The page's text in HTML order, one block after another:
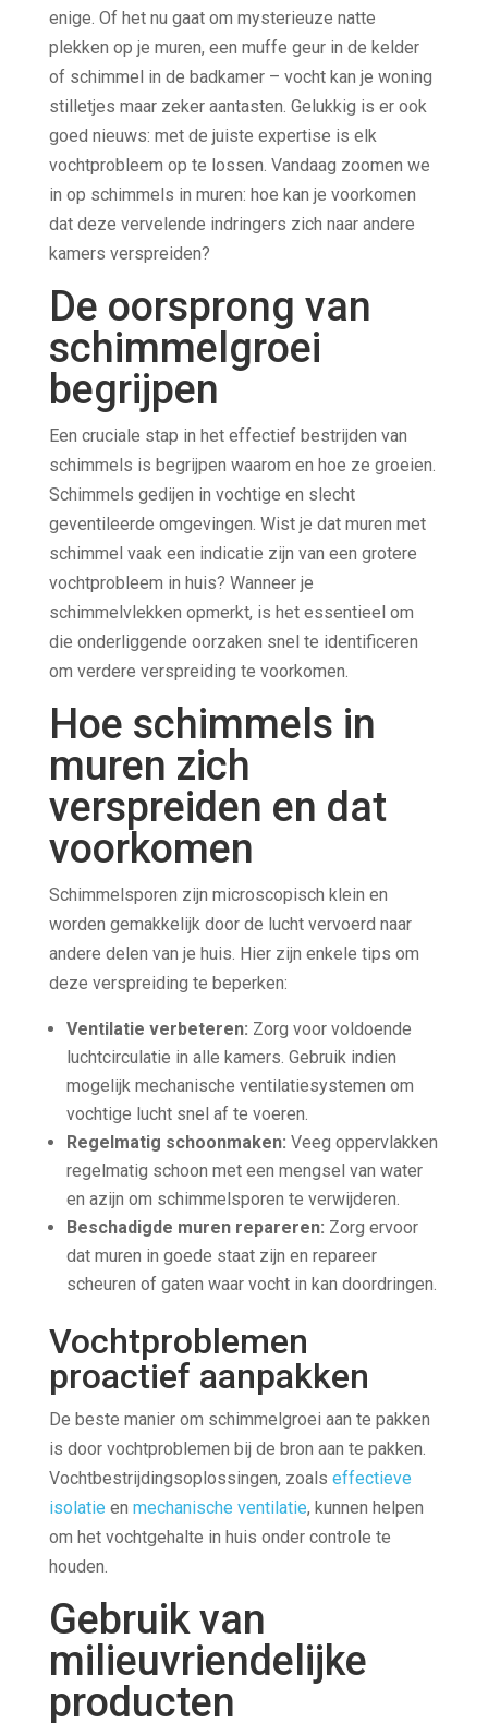
enige. Of het nu gaat om mysterieuze natte
plekken op je muren, een muffe geur in de kelder
of schimmel in de badkamer – vocht kan je woning
stilletjes maar zeker aantasten. Gelukkig is er ook
goed nieuws: met de juiste expertise is elk
vochtprobleem op te lossen. Vandaag zoomen we
in op schimmels in muren: hoe kan je voorkomen
dat deze vervelende indringers zich naar andere
kamers verspreiden?
De oorsprong van
schimmelgroei
begrijpen
Een cruciale stap in het effectief bestrijden van
schimmels is begrijpen waarom en hoe ze groeien.
Schimmels gedijen in vochtige en slecht
geventileerde omgevingen. Wist je dat muren met
schimmel vaak een indicatie zijn van een grotere
vochtprobleem in huis? Wanneer je
schimmelvlekken opmerkt, is het essentieel om
die onderliggende oorzaken snel te identificeren
om verdere verspreiding te voorkomen.
Hoe schimmels in
muren zich
verspreiden en dat
voorkomen
Schimmelsporen zijn microscopisch klein en
worden gemakkelijk door de lucht vervoerd naar
andere delen van je huis. Hier zijn enkele tips om
deze verspreiding te beperken:
Ventilatie verbeteren: Zorg voor voldoende
luchtcirculatie in alle kamers. Gebruik indien
mogelijk mechanische ventilatiesystemen om
vochtige lucht snel af te voeren.
Regelmatig schoonmaken: Veeg oppervlakken
regelmatig schoon met een mengsel van water
en azijn om schimmelsporen te verwijderen.
Beschadigde muren repareren: Zorg ervoor
dat muren in goede staat zijn en repareer
scheuren of gaten waar vocht in kan doordringen.
Vochtproblemen
proactief aanpakken
De beste manier om schimmelgroei aan te pakken
is door vochtproblemen bij de bron aan te pakken.
Vochtbestrijdingsoplossingen, zoals effectieve
isolatie en mechanische ventilatie, kunnen helpen
om het vochtgehalte in huis onder controle te
houden.
Gebruik van
milieuvriendelijke
producten